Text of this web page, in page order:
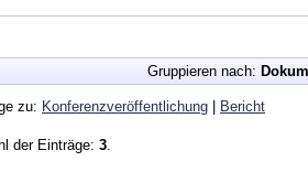
Gruppieren nach:
zu: Konferenzveröffentlichung Bericht
der Einträge: 3